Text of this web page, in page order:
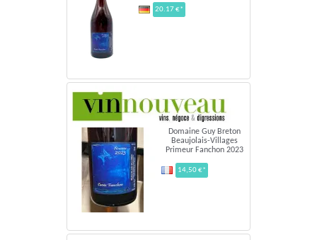
20.17 €*
Domaine Guy Breton
Beaujolais-Villages
Primeur Fanchon 2023
14,50 €*